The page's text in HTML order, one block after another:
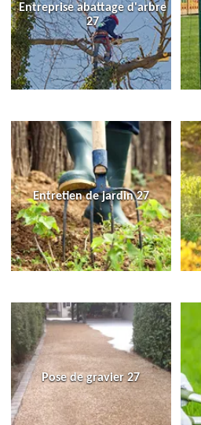
Entreprise abattage d'arbre
27
Entretien de jardin 27
Pose de gravier 27